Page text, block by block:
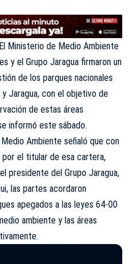
El Ministerio de Medio Ambiente
y el Grupo Jaragua firmaron un
de los parques nacionales
Jaragua, con el objetivo de
de estas áreas
informó este sábado.
Ambiente señaló que con
por el titular de esa cartera,
presidente del Grupo Jaragua,
las partes acordaron
apegados a las leyes 64-00
ambiente y las áreas